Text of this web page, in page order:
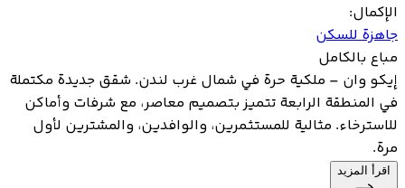
الإكمال:
جاهزة للسكن
مباع بالكامل
إيكو وان – ملكية حرة في شمال غرب لندن. شقق جديدة مكتملة
في المنطقة الرابعة تتميز بتصميم معاصر، مع شرفات وأماكن
للاسترخاء. مثالية للمستثمرين، والوافدين، والمشترين لأول
مرة.
اقرأ المزيد